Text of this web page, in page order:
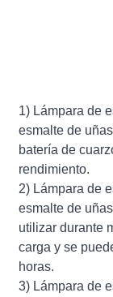
1) Lámpara de
esmalte de
batería de
rendimiento.
2) Lámpara de
esmalte de
utilizar durante
carga y se
horas.
3) Lámpara de